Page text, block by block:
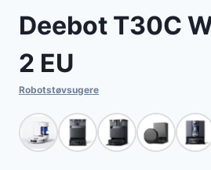
Deebot T30C
2 EU
Robotstøvsugere